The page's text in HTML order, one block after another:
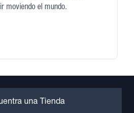
moviendo el mundo.
una Tienda